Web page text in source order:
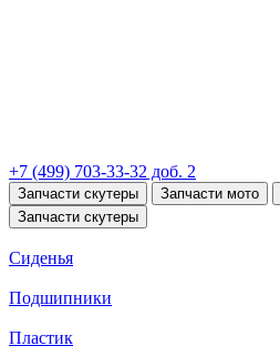
+7 (499) 703-33-32 доб. 2
Запчасти скутеры Запчасти мото
Запчасти скутеры
Сиденья
Подшипники
Пластик